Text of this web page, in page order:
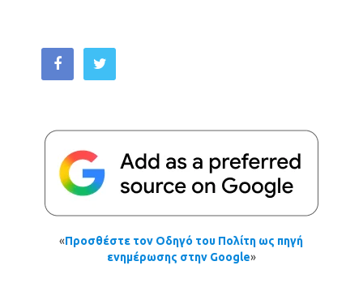
«Προσθέστε τον Οδηγό του Πολίτη ως πηγή
ενημέρωσης στην Google»